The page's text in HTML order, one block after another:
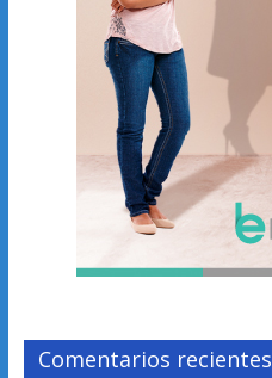
Comentarios recientes